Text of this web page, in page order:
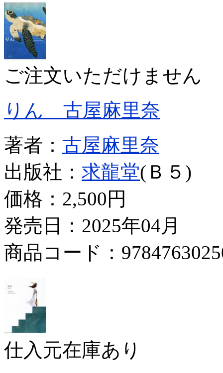
ご注文いただけません
りん 古屋麻里奈
著者： 古屋麻里奈
出版社： 求龍堂(Ｂ５)
価格： 2,500円
発売日：2025年04月
商品コード：
仕入元在庫あり